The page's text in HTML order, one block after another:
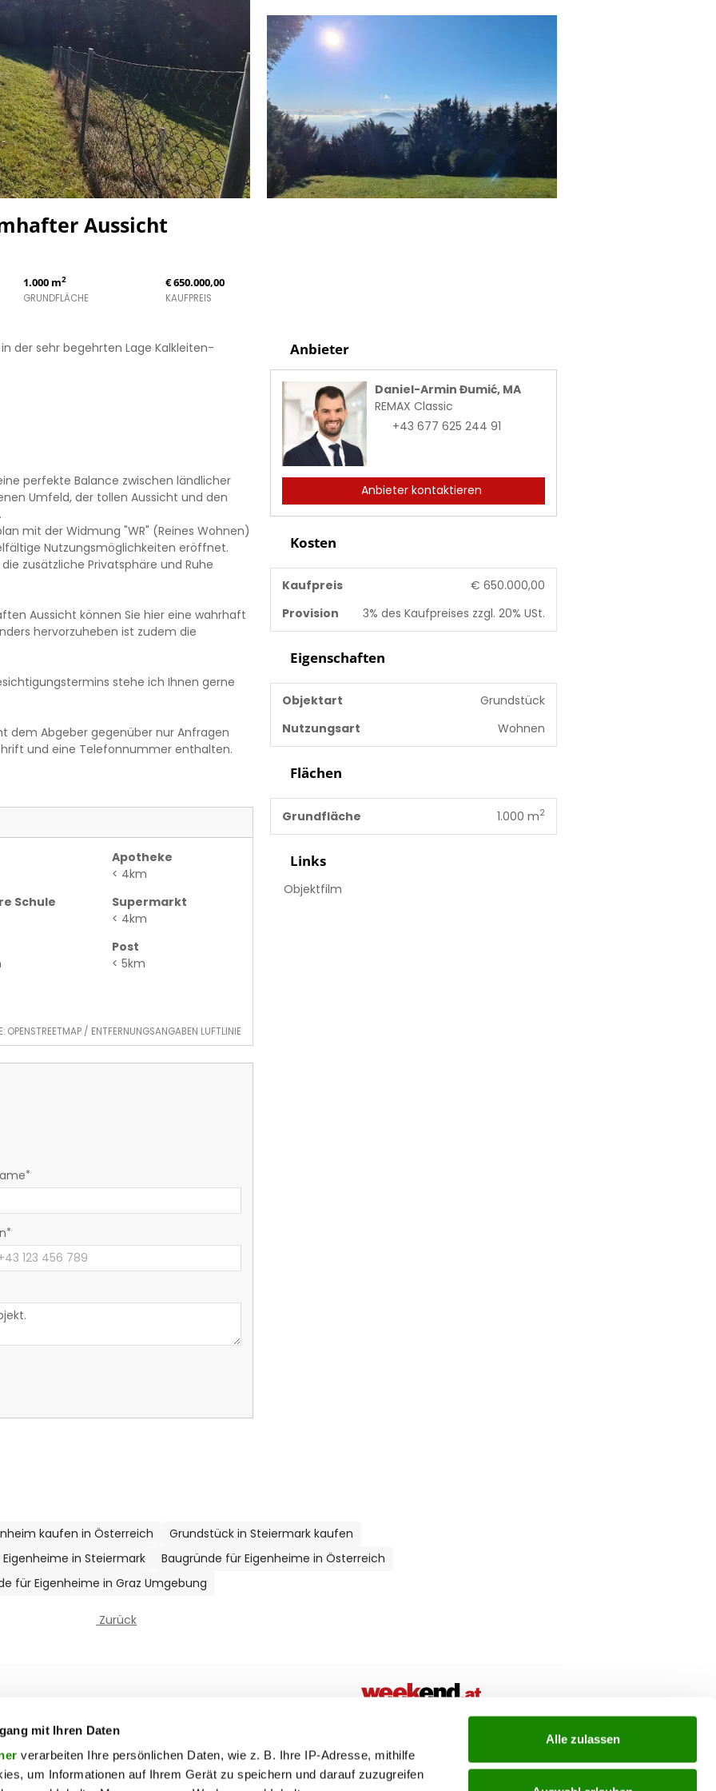
mit Ihren Daten
verarbeiten Ihre persönlichen Daten, wie z. B. Ihre IP-Adresse, mithilfe
um Informationen auf Ihrem Gerät zu speichern und darauf zuzugreifen
Alle zulassen
Aussicht
1.000 m2
GRUNDFLÄCHE
€ 650.000,00
KAUFPREIS
der sehr begehrten Lage Kalkleiten-
perfekte Balance zwischen ländlicher
Umfeld, der tollen Aussicht und den
mit der Widmung "WR" (Reines Wohnen)
Nutzungsmöglichkeiten eröffnet.
zusätzliche Privatsphäre und Ruhe
Aussicht können Sie hier eine wahrhaft
hervorzuheben ist zudem die
stehe ich Ihnen gerne
dem Abgeber gegenüber nur Anfragen
und eine Telefonnummer enthalten.
Apotheke
< 4km
Schule
Supermarkt
< 4km
Post
< 5km
OPENSTREETMAP / ENTFERNUNGSANGABEN LUFTLINIE
Anbieter
Daniel-Armin Đumić, MA
REMAX Classic
+43 677 625 244 91
Anbieter kontaktieren
Kosten
Kaufpreis
€ 650.000,00
Provision
3% des Kaufpreises zzgl. 20% USt.
Eigenschaften
Objektart
Grundstück
Nutzungsart
Wohnen
Flächen
Grundfläche 1.000 m2
Links
Objektfilm
kaufen in Österreich
Grundstück in Steiermark kaufen
in Steiermark
Baugründe für Eigenheime in Österreich
für Eigenheime in Graz Umgebung
Zurück
Top Menu
politik
reise
society
Social links menu